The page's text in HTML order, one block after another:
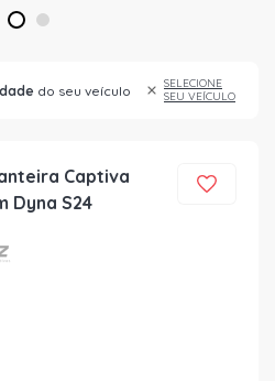
1 2
do seu veículo
SELECIONE
SEU VEÍCULO
Captiva
Dyna S24